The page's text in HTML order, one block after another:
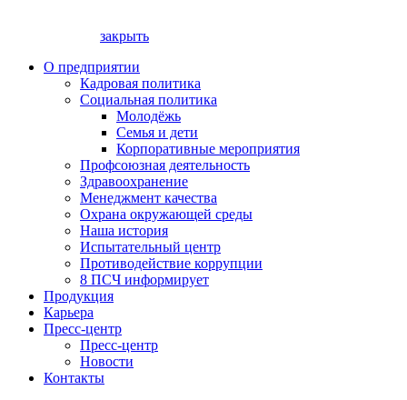
закрыть
О предприятии
Кадровая политика
Социальная политика
Молодёжь
Семья и дети
Корпоративные мероприятия
Профсоюзная деятельность
Здравоохранение
Менеджмент качества
Охрана окружающей среды
Наша история
Испытательный центр
Противодействие коррупции
8 ПСЧ информирует
Продукция
Карьера
Пресс-центр
Пресс-центр
Новости
Контакты